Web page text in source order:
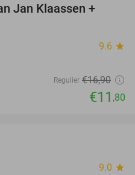
Jan Klaassen +
9.6 star
Regulier €16,90
€11 ,80
9.0 star